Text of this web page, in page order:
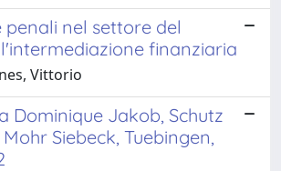
penali nel settore del
finanziaria
Vittorio
Dominique Jakob, Schutz
Siebeck, Tuebingen,